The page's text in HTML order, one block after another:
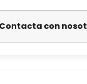
Contacta con